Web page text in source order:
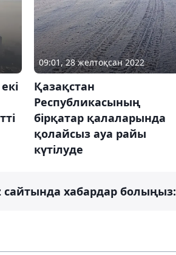
09:01, 28 желтоқсан 2022
Қазақстан
Республикасының
бірқатар қалаларында
қолайсыз ауа райы
күтілуде
хабардар болыңыз: